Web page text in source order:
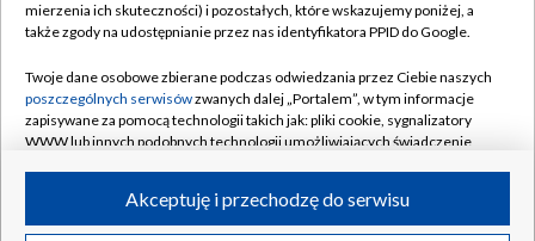
Naziemna Telewizja Cyfrowa
Rada Programowa
System NOS
Informacje o nadawcy
Program dla prasy
Pomoc
Kontakt
Kanały
©2026 Telewizja Polska S.A. w likwidacji
mierzenia ich skuteczności) i pozostałych, które wskazujemy poniżej, a
także zgody na udostępnianie przez nas identyfikatora PPID do Google.
Twoje dane osobowe zbierane podczas odwiedzania przez Ciebie naszych
poszczególnych serwisówzwanych dalej „Portalem”, w tym informacje
zapisywane za pomocą technologii takich jak: pliki cookie, sygnalizatory
WWW lub innych podobnych technologii umożliwiających świadczenie
ruchu w Internecie.Akceptuję i przechodzę do serwisu